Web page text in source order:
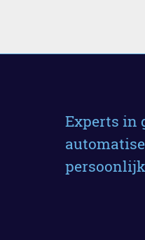
Experts in